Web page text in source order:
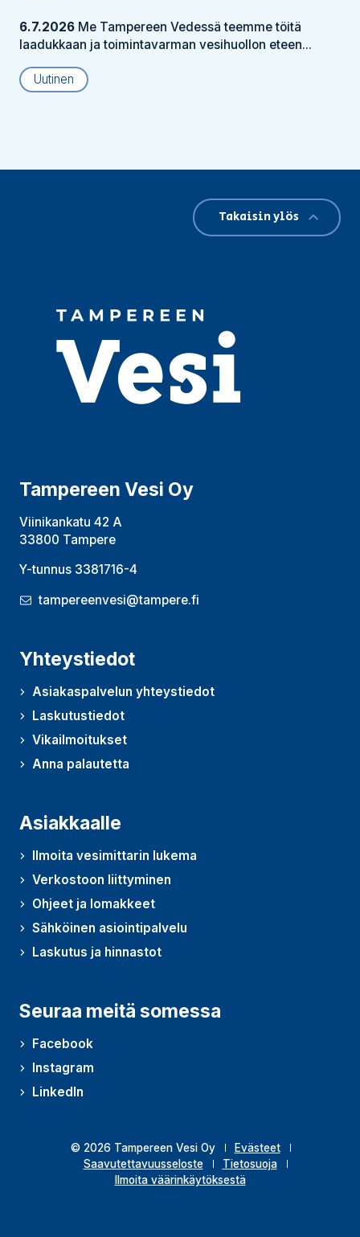
6.7.2026 Me Tampereen Vedessä teemme töitä
laadukkaan ja toimintavarman vesihuollon eteen...
Uutinen
Tampereen Vesi Oy
Viinikankatu 42 A
33800 Tampere
Y-tunnus 3381716-4
tampereenvesi@tampere.fi
Yhteystiedot
Asiakaspalvelun yhteystiedot
Laskutustiedot
Vikailmoitukset
Anna palautetta
(Avautuu uudessa ikkunassa)
Asiakkaalle
Ilmoita vesimittarin lukema
Verkostoon liittyminen
Ohjeet ja lomakkeet
Sähköinen asiointipalvelu
Laskutus ja hinnastot
Seuraa meitä somessa
Facebook
Instagram
LinkedIn
© 2026 Tampereen Vesi Oy
Evästeet
Saavutettavuusseloste
Tietosuoja
Ilmoita väärinkäytöksestä
Takaisin ylös